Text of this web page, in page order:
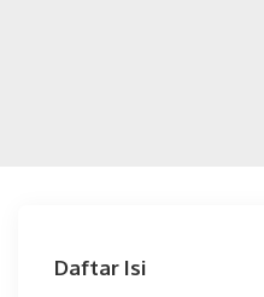
Daftar Isi